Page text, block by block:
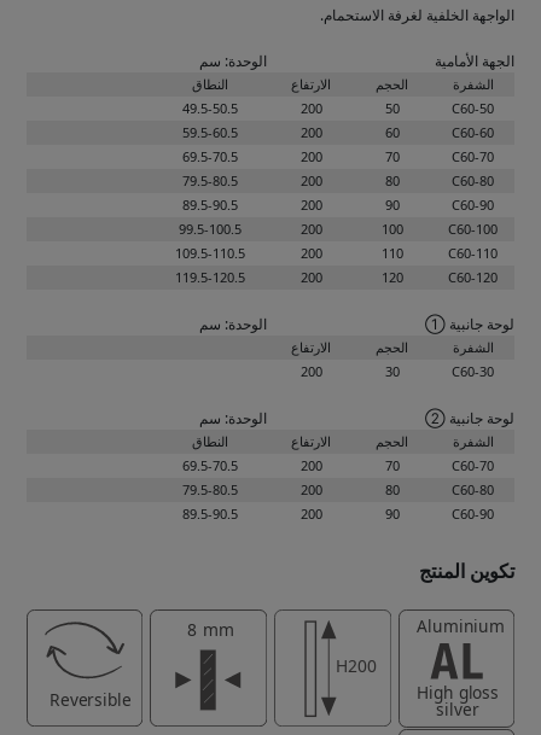
الواجهة الخلفية لغرفة الاستحمام.
الجهة الأمامية الوحدة: سم
الشفرة الحجم الارتفاع
النطاق
C60-50
50
200
49.5-50.5
C60-60
60
200
59.5-60.5
C60-70
70
200
69.5-70.5
C60-80
80
200
79.5-80.5
C60-90
90
200
89.5-90.5
C60-100
100
200
99.5-100.5
C60-110
110
200
109.5-110.5
C60-120
120
200
119.5-120.5
لوحة جانبية ① الوحدة: سم
الشفرة الحجم
الارتفاع
C60-30
30
200
لوحة جانبية ② الوحدة: سم
الشفرة الحجم الارتفاع
النطاق
C60-70
70
200
69.5-70.5
C60-80
80
200
79.5-80.5
C60-90
90
200
89.5-90.5
تكوين المنتج